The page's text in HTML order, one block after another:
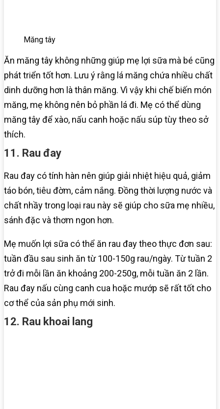
Măng tây
Ăn măng tây không những giúp mẹ lợi sữa mà bé cũng
phát triển tốt hơn. Lưu ý rằng lá măng chứa nhiều chất
dinh dưỡng hơn là thân măng. Vì vậy khi chế biến món
măng, mẹ không nên bỏ phần lá đi. Mẹ có thể dùng
măng tây để xào, nấu canh hoặc nấu súp tùy theo sở
thích.
11. Rau đay
Rau đay có tính hàn nên giúp giải nhiệt hiệu quả, giảm
táo bón, tiêu đờm, cảm nắng. Đồng thời lượng nước và
chất nhầy trong loại rau này sẽ giúp cho sữa mẹ nhiều,
sánh đặc và thơm ngon hơn.
Mẹ muốn lợi sữa có thể ăn rau đay theo thực đơn sau:
tuần đầu sau sinh ăn từ 100-150g rau/ngày. Từ tuần 2
trở đi mỗi lần ăn khoảng 200-250g, mỗi tuần ăn 2 lần.
Rau đay nấu cùng canh cua hoặc mướp sẽ rất tốt cho
cơ thể của sản phụ mới sinh.
12. Rau khoai lang